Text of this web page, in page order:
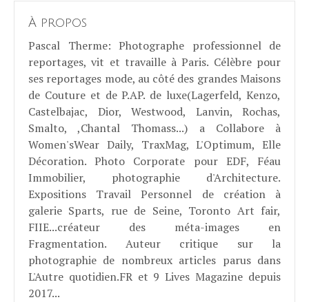
À propos
Pascal Therme: Photographe professionnel de
reportages, vit et travaille à Paris. Célèbre pour
ses reportages mode, au côté des grandes Maisons
de Couture et de P.AP. de luxe(Lagerfeld, Kenzo,
Castelbajac, Dior, Westwood, Lanvin, Rochas,
Smalto, ,Chantal Thomass...) a Collabore à
Women'sWear Daily, TraxMag, L'Optimum, Elle
Décoration. Photo Corporate pour EDF, Féau
Immobilier, photographie d'Architecture.
Expositions Travail Personnel de création à
galerie Sparts, rue de Seine, Toronto Art fair,
FIIE...créateur des méta-images en
Fragmentation. Auteur critique sur la
photographie de nombreux articles parus dans
L'Autre quotidien.FR et 9 Lives Magazine depuis
2017...